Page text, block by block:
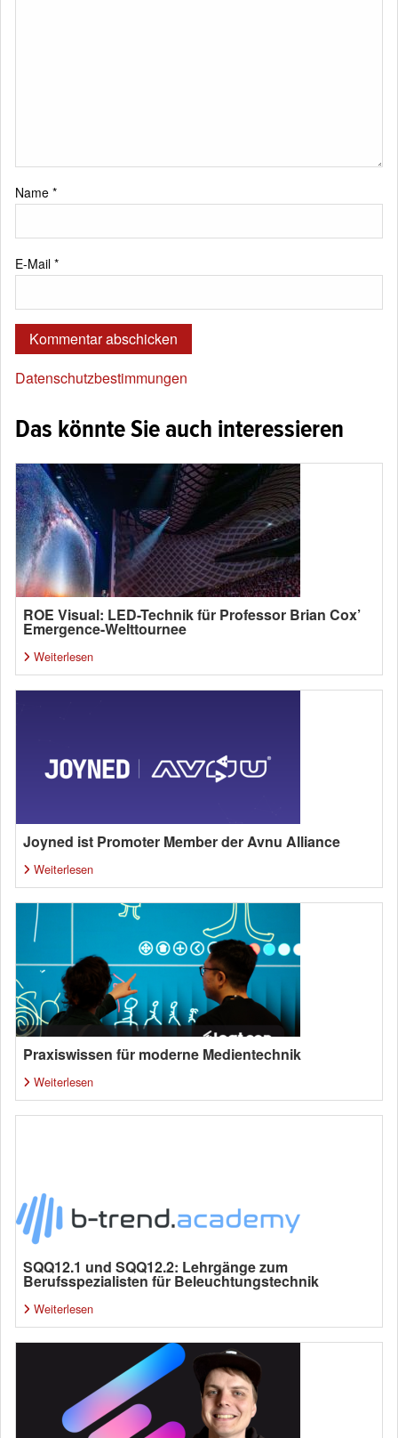
Name *
E-Mail *
Datenschutzbestimmungen
Das könnte Sie auch interessieren
ROE Visual: LED-Technik für Professor Brian Cox’
Emergence-Welttournee
Weiterlesen
Joyned ist Promoter Member der Avnu Alliance
Weiterlesen
Praxiswissen für moderne Medientechnik
Weiterlesen
SQQ12.1 und SQQ12.2: Lehrgänge zum
Berufsspezialisten für Beleuchtungstechnik
Weiterlesen